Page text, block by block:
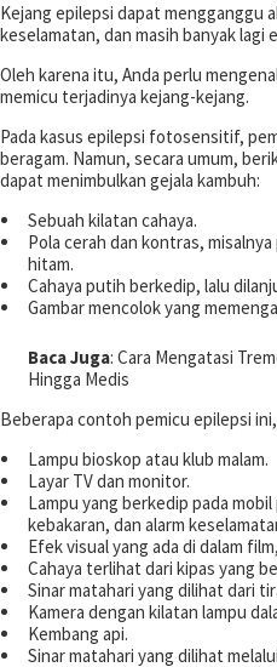
Kejang epilepsi dapat mengganggu
keselamatan, dan masih banyak lagi
Oleh karena itu, Anda perlu
memicu terjadinya kejang-kejang.
Pada kasus epilepsi fotosensitif,
beragam. Namun, secara umum,
dapat menimbulkan gejala kambuh:
Sebuah kilatan cahaya.
Pola cerah dan kontras,
hitam.
Cahaya putih berkedip, lalu
Gambar mencolok yang
Baca Juga: Cara Mengatasi
Hingga Medis
Beberapa contoh pemicu epilepsi
Lampu bioskop atau klub malam.
Layar TV dan monitor.
Lampu yang berkedip pada
kebakaran, dan alarm
Efek visual yang ada di dalam
Cahaya terlihat dari kipas yang
Sinar matahari yang dilihat dari
Kamera dengan kilatan lampu
Kembang api.
Sinar matahari yang dilihat